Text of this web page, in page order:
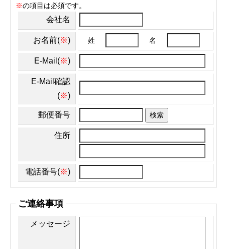
※の項目は必須です。
会社名
お名前(※) 姓 名
E-Mail(※)
E-Mail確認
(※)
郵便番号 検索
住所
電話番号(※)
ご連絡事項
メッセージ